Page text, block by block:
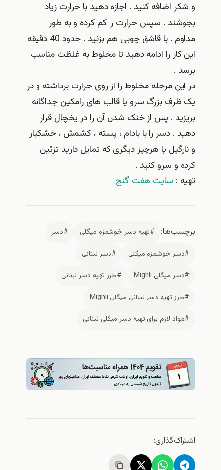
و شکر اضافه کنید . اجازه دهید با حرارت زیاد
بجوشند . سپس حرارت را کم کرده و به طور
مداوم . با قاشق چوبی هم بزنید . حدود 40 دقیقه
این کار را ادامه دهید تا مخلوط به غلظت مناسب
برسد .
در این مرحله مخلوط را از روی حرارت برداشته و در
یک ظرف بزرگ سرو یا قالب های رامکین جداگانه
بریزید . پس از خنک شدن آن را در یخچال قرار
دهید . دسر را با بادام ، پسته ، کشمش ، خشکبار
و نارگیل یا هرچیز دیگری که تمایل دارید تزئین
کرده و سرو کنید .
تهیه : سایت هفت گنج
برچسب‌ها: #تهیه دسر خوشمزه میگلی
#دسر
#دسر خوشمزه میگلی
#دسر لبنانی
#دسر میگلی Mighli
#طرز تهیه دسر لبنانی
#طرز تهیه دسر لبنانی میگلی Mighli
#مواد لازم برای تهیه دسر میگلی لبنانی
اشتراک‌گذاری: